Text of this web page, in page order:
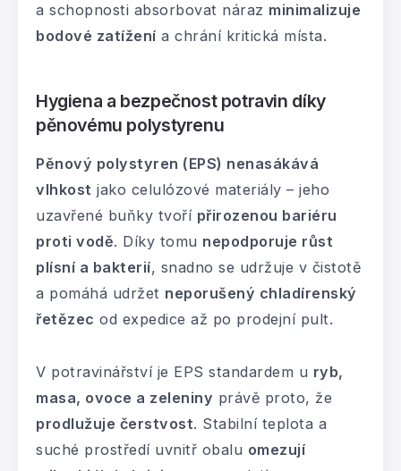
a schopnosti absorbovat náraz minimalizuje
bodové zatížení a chrání kritická místa.
Hygiena a bezpečnost potravin díky
pěnovému polystyrenu
Pěnový polystyren (EPS) nenasákává
vlhkost jako celulózové materiály – jeho
uzavřené buňky tvoří přirozenou bariéru
proti vodě. Díky tomu nepodporuje růst
plísní a bakterií, snadno se udržuje v čistotě
a pomáhá udržet neporušený chladírenský
řetězec od expedice až po prodejní pult.
V potravinářství je EPS standardem u ryb,
masa, ovoce a zeleniny právě proto, že
prodlužuje čerstvost. Stabilní teplota a
suché prostředí uvnitř obalu omezují